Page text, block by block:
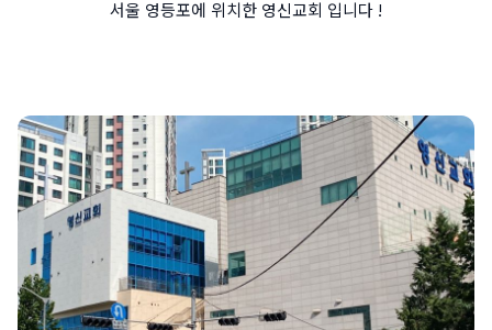
서울 영등포에 위치한 영신교회 입니다 !